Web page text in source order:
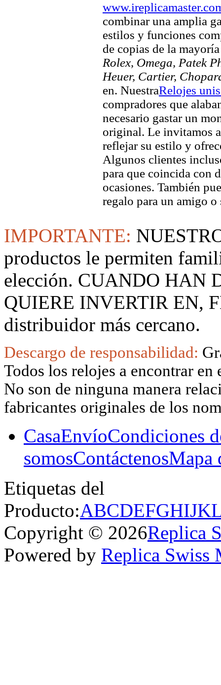
combinar una amplia
estilos y funciones
de copias de la
Rolex, Omega, Patek
Heuer, Cartier,
en. NuestraRelojes
compradores que
necesario gastar un
original. Le invitamos
reflejar su estilo y
Algunos clientes
para que coincida con
ocasiones. También
regalo para un amigo o
IMPORTANTE:
productos le permiten
elección. CUANDO HAN
QUIERE INVERTIR EN,
distribuidor más cercano.
Descargo de responsabilidad:
Todos los relojes a encontrar
No son de ninguna manera
fabricantes originales de los
CasaEnvíoCondiciones
somosContáctenosMapa
Etiquetas del
Producto:ABCDEFGHIJK
Copyright © 2026Replica
Powered by Replica Swiss